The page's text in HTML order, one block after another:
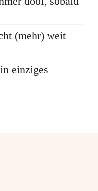
(mehr) weit
einziges